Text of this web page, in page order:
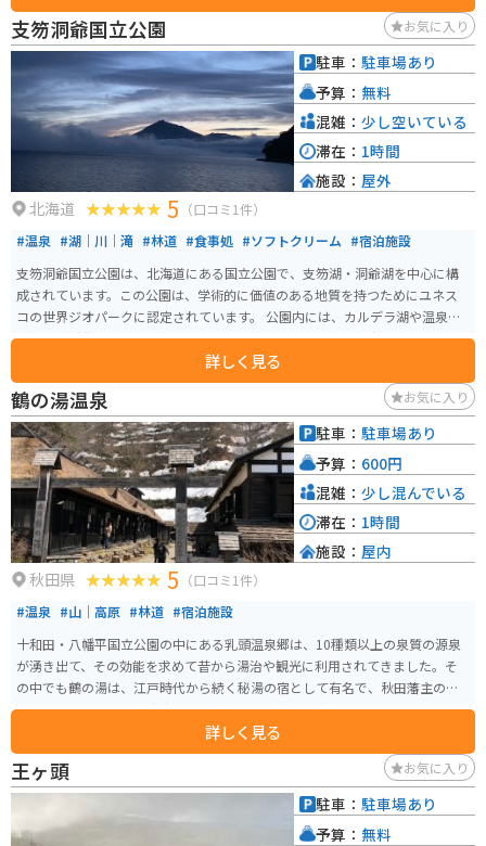
支笏洞爺国立公園 お気に入り
北海道 5 （口コミ1件）
#温泉 #湖｜川｜滝 #林道 #食事処 #ソフトクリーム #宿泊施設
支笏洞爺国立公園は、北海道にある国立公園で、支笏湖・洞爺湖を中心に構
成されています。この公園は、学術的に価値のある地質を持つためにユネス
コの世界ジオパークに認定されています。 公園内には、カルデラ湖や温泉な
ど、火山活動によって形作られた地形を確認できるため、「生きた火山の博
物館」とも呼ばれています。また、高山植物や珍しい動植物も生息していま
す。 支笏湖は、日本一の水質を誇り、国内では2番目の深い不凍湖として知ら
れています。公園周辺には、湖畔の商店街、温泉、イベントなどがあり、ま
た、自然に囲まれた美しいスポットもあります。支笏洞爺国立公園は昭和24
年に指定され、総面積は99,302haで、うち支笏湖地区が29,852haを占めてい
ます。
詳しく見る
駐車： 駐車場あり
予算： 無料
混雑： 少し空いている
滞在： 1時間
施設： 屋外
鶴の湯温泉 お気に入り
秋田県 5 （口コミ1件）
#温泉 #山｜高原 #林道 #宿泊施設
十和田・八幡平国立公園の中にある乳頭温泉郷は、10種類以上の泉質の源泉
が湧き出て、その効能を求めて昔から湯治や観光に利用されてきました。そ
の中でも鶴の湯は、江戸時代から続く秘湯の宿として有名で、秋田藩主の湯
治場として利用された由緒あるお宿です。日帰り入浴も600円でできます。
詳しく見る
駐車： 駐車場あり
予算： 600円
混雑： 少し混んでいる
滞在： 1時間
施設： 屋内
王ヶ頭 お気に入り
駐車： 駐車場あり
予算： 無料